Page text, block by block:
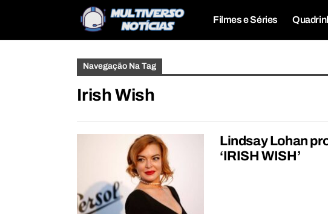
Filmes e Séries
Navegação Na Tag
Irish Wish
Lindsay Lohan
‘IRISH WISH’